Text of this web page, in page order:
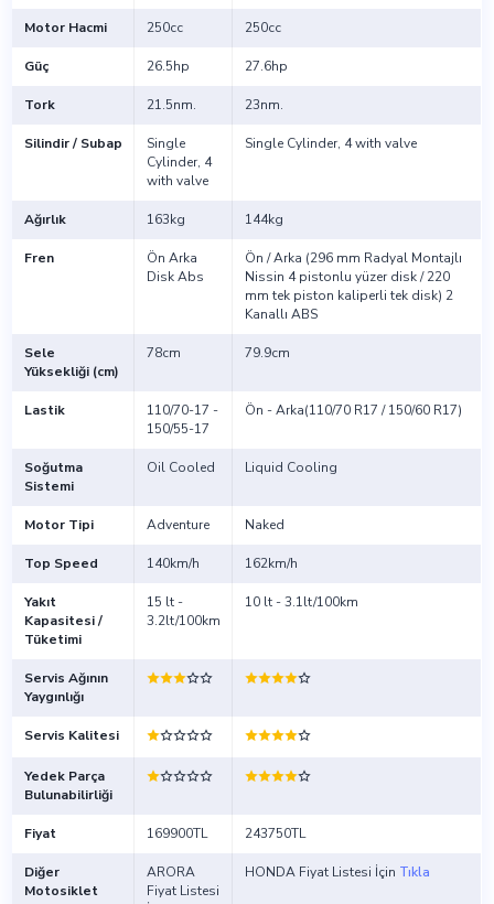
Motor Hacmi 250cc 250cc
Güç 26.5hp 27.6hp
Tork 21.5nm. 23nm.
Silindir / Subap
Single
Cylinder, 4
with valve
Single Cylinder, 4 with valve
Ağırlık 163kg 144kg
Fren
Ön Arka
Disk Abs
Ön / Arka (296 mm Radyal Montajlı
Nissin 4 pistonlu yüzer disk / 220
mm tek piston kaliperli tek disk) 2
Kanallı ABS
Sele
Yüksekliği (cm)
78cm 79.9cm
Lastik
110/70-17 -
150/55-17
Ön - Arka(110/70 R17 / 150/60 R17)
Soğutma
Sistemi
Oil Cooled Liquid Cooling
Motor Tipi Adventure Naked
Top Speed 140km/h 162km/h
Yakıt
Kapasitesi /
Tüketimi
15 lt -
3.2lt/100km
10 lt - 3.1lt/100km
Servis Ağının
Yaygınlığı
Servis Kalitesi
Yedek Parça
Bulunabilirliği
Fiyat 169900TL 243750TL
Diğer
Motosiklet
ARORA
Fiyat Listesi
HONDA Fiyat Listesi İçin Tıkla